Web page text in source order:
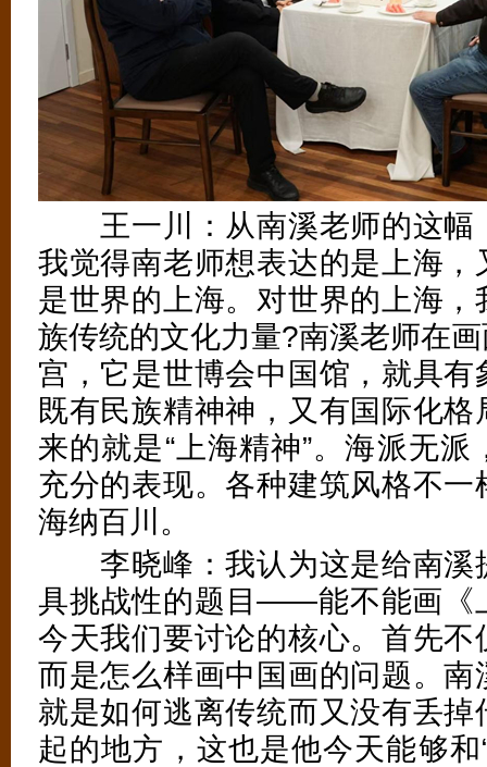
王一川：从南溪老师的这幅
我觉得南老师想表达的是上海
是世界的上海。对世界的上海
族传统的文化力量?南溪老师在
宫，它是世博会中国馆，就具
既有民族精神神，又有国际化
来的就是“上海精神”。海派无
充分的表现。各种建筑风格不
海纳百川。
李晓峰：我认为这是给南溪
具挑战性的题目——能不能画《
今天我们要讨论的核心。首先
而是怎么样画中国画的问题。
就是如何逃离传统而又没有丢
起的地方，这也是他今天能够和